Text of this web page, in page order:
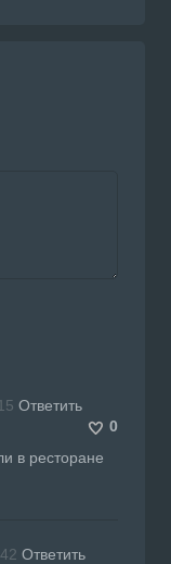
Ответить
0
в ресторане
Ответить